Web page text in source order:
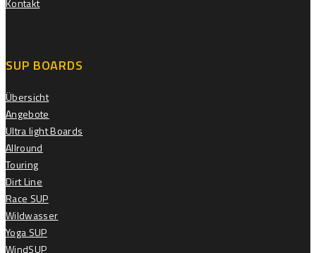
Kontakt
SUP BOARDS
Übersicht
Angebote
Ultra light Boards
Allround
Touring
Dirt Line
Race SUP
Wildwasser
Yoga SUP
WindSUP